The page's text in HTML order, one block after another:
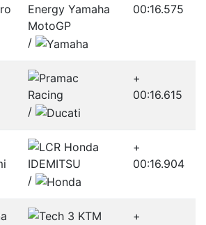
/­
00:16.575
/­
+
00:16.615
/­
+
00:16.904
+